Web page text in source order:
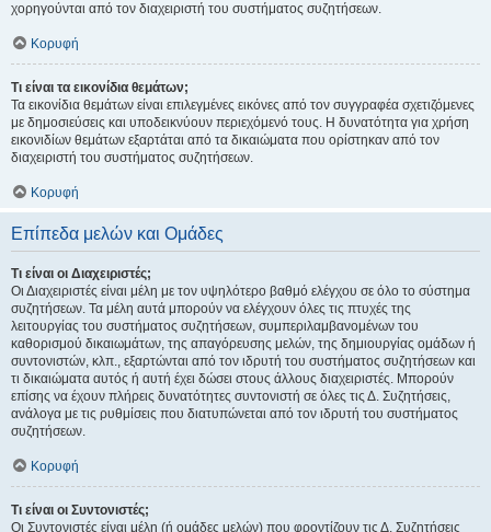
χορηγούνται από τον διαχειριστή του συστήματος συζητήσεων.
Κορυφή
Τι είναι τα εικονίδια θεμάτων;
Τα εικονίδια θεμάτων είναι επιλεγμένες εικόνες από τον συγγραφέα σχετιζόμενες
με δημοσιεύσεις και υποδεικνύουν περιεχόμενό τους. Η δυνατότητα για χρήση
εικονιδίων θεμάτων εξαρτάται από τα δικαιώματα που ορίστηκαν από τον
διαχειριστή του συστήματος συζητήσεων.
Κορυφή
Επίπεδα μελών και Ομάδες
Τι είναι οι Διαχειριστές;
Οι Διαχειριστές είναι μέλη με τον υψηλότερο βαθμό ελέγχου σε όλο το σύστημα
συζητήσεων. Τα μέλη αυτά μπορούν να ελέγχουν όλες τις πτυχές της
λειτουργίας του συστήματος συζητήσεων, συμπεριλαμβανομένων του
καθορισμού δικαιωμάτων, της απαγόρευσης μελών, της δημιουργίας ομάδων ή
συντονιστών, κλπ., εξαρτώνται από τον ιδρυτή του συστήματος συζητήσεων και
τι δικαιώματα αυτός ή αυτή έχει δώσει στους άλλους διαχειριστές. Μπορούν
επίσης να έχουν πλήρεις δυνατότητες συντονιστή σε όλες τις Δ. Συζητήσεις,
ανάλογα με τις ρυθμίσεις που διατυπώνεται από τον ιδρυτή του συστήματος
συζητήσεων.
Κορυφή
Τι είναι οι Συντονιστές;
Οι Συντονιστές είναι μέλη (ή ομάδες μελών) που φροντίζουν τις Δ. Συζητήσεις